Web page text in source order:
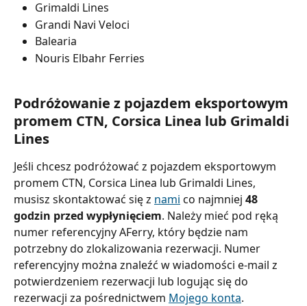
Grimaldi Lines
Grandi Navi Veloci
Balearia
Nouris Elbahr Ferries
Podróżowanie z pojazdem eksportowym
promem CTN, Corsica Linea lub Grimaldi
Lines
Jeśli chcesz podróżować z pojazdem eksportowym
promem CTN, Corsica Linea lub Grimaldi Lines,
musisz skontaktować się z nami co najmniej 48
godzin przed wypłynięciem. Należy mieć pod ręką
numer referencyjny AFerry, który będzie nam
potrzebny do zlokalizowania rezerwacji. Numer
referencyjny można znaleźć w wiadomości e-mail z
potwierdzeniem rezerwacji lub logując się do
rezerwacji za pośrednictwem Mojego konta.